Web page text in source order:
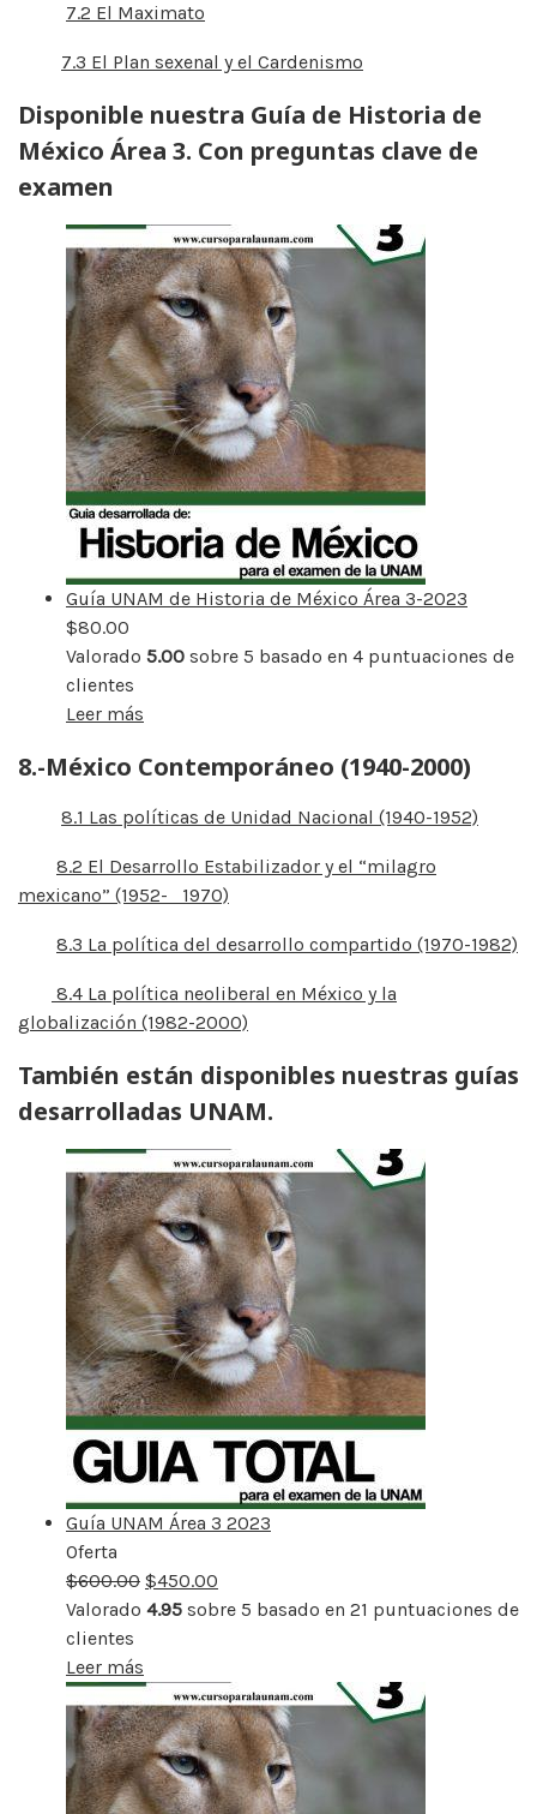
7.2 El Maximato
7.3 El Plan sexenal y el Cardenismo
Disponible nuestra Guía de Historia de
México Área 3. Con preguntas clave de
examen
Guía UNAM de Historia de México Área 3-2023
$80.00
Valorado 5.00 sobre 5 basado en 4 puntuaciones de
clientes
Leer más
8.-México Contemporáneo (1940-2000)
8.1 Las políticas de Unidad Nacional (1940-1952)
8.2 El Desarrollo Estabilizador y el “milagro
mexicano” (1952- 1970)
8.3 La política del desarrollo compartido (1970-1982)
8.4 La política neoliberal en México y la
globalización (1982-2000)
También están disponibles nuestras guías
desarrolladas UNAM.
Guía UNAM Área 3 2023
Oferta
rebajado
$600.00 $450.00
Valorado 4.95 sobre 5 basado en 21 puntuaciones de
clientes
Leer más